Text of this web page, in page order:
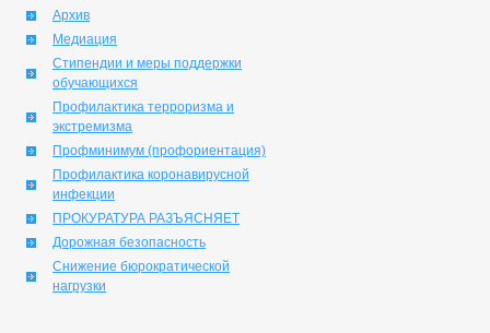
Архив
Медиация
Стипендии и меры поддержки
обучающихся
Профилактика терроризма и
экстремизма
Профминимум (профориентация)
Профилактика коронавирусной
инфекции
ПРОКУРАТУРА РАЗЪЯСНЯЕТ
Дорожная безопасность
Снижение бюрократической
нагрузки